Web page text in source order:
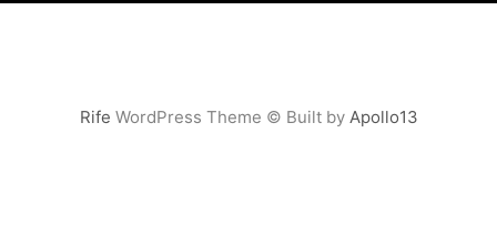
Rife WordPress Theme © Built by Apollo13